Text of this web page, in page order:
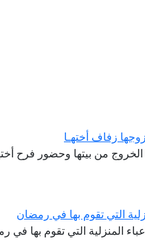
زفاف أختهـا
من بيتها وحضور فرح
التي تقوم بها في رمضان
المنزلية التي تقوم بها في